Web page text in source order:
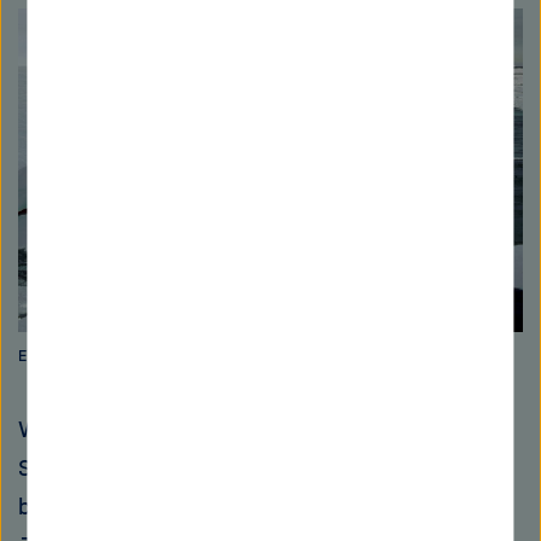
Eiskante am Filchner-Schelfeis. Bild: AWI
Was passiert, wenn warmes Wasser dem
Schelfeis nonstop von unten zusetzt,
beobachten Polarforscher seit einigen